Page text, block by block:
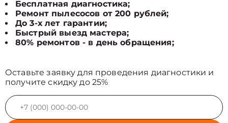
Бесплатная диагностика;
Ремонт пылесосов от 200 рублей;
До 3-х лет гарантии;
Быстрый выезд мастера;
80% ремонтов - в день обращения;
Оставьте заявку для проведения диагностики и
получите скидку до 25%